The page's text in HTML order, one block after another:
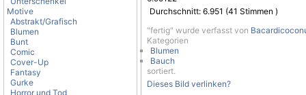
Motive
Abstrakt/Grafisch
Blumen
Bunt
Comic
Cover-Up
Fantasy
Gurke
Horror und Tod
Durchschnitt: 6.951 (41 Stimmen )
"fertig" wurde verfasst von
Kategorien
Blumen
Bauch
sortiert.
Dieses Bild verlinken?